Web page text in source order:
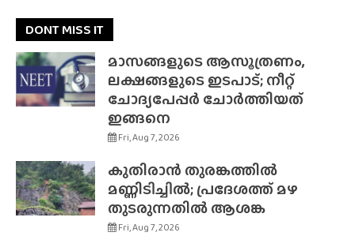
DONT MISS IT
മാസങ്ങളുടെ ആസൂത്രണം,
ലക്ഷങ്ങളുടെ ഇടപാട്; നീറ്റ്
ചോദ്യപേപ്പർ ചോർത്തിയത്
ഇങ്ങനെ
Fri, Aug 7, 2026
കുതിരാൻ തുരങ്കത്തിൽ
മണ്ണിടിച്ചിൽ; പ്രദേശത്ത് മഴ
തുടരുന്നതിൽ ആശങ്ക
Fri, Aug 7, 2026